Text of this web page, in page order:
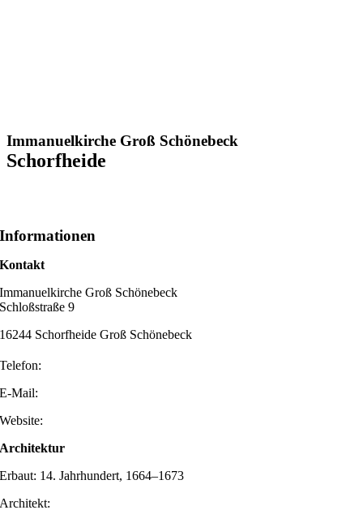
Immanuelkirche Groß Schönebeck
Schorfheide
Informationen
Kontakt
Immanuelkirche Groß Schönebeck
Schloßstraße 9
16244 Schorfheide Groß Schönebeck
Telefon:
E-Mail:
Website:
Architektur
Erbaut: 14. Jahrhundert, 1664–1673
Architekt: